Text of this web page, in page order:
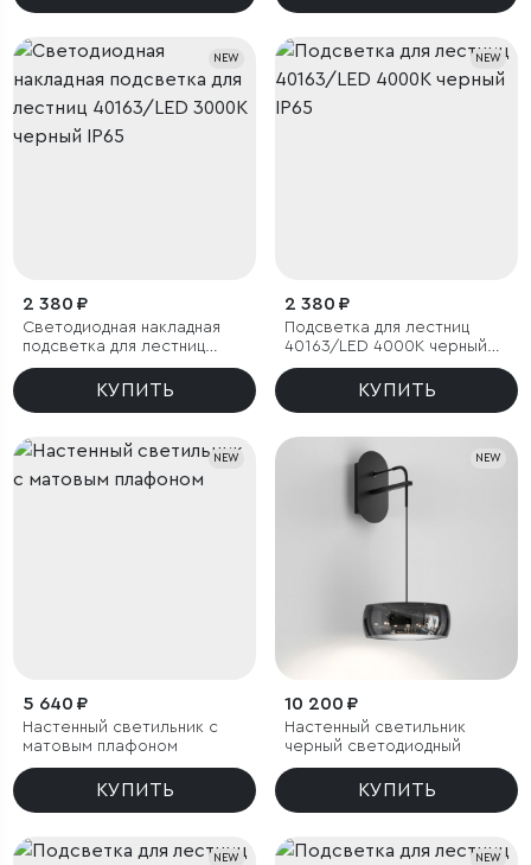
NEW
2 380 ₽
Светодиодная накладная
подсветка для лестниц
40163/LED 3000К черный
КУПИТЬ
NEW
2 380 ₽
Подсветка для лестниц
40163/LED 4000К черный
IP65
КУПИТЬ
NEW
5 640 ₽
Настенный светильник с
матовым плафоном
КУПИТЬ
NEW
10 200 ₽
Настенный светильник
черный светодиодный
КУПИТЬ
NEW NEW